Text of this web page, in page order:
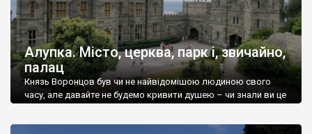
Алупка. Місто, церква, парк і, звичайно,
палац
Князь Воронцов був чи не найвідомішою людиною свого
часу, але давайте не будемо кривити душею – чи знали ви це